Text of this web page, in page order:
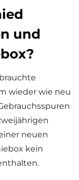
und
wieder wie neu
neuen
kein